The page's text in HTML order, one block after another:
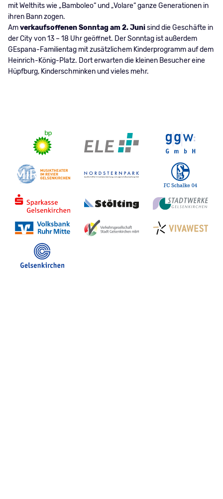
mit Welthits wie „Bamboleo“ und „Volare“ ganze Generationen in
ihren Bann zogen.
Amverkaufsoffenen Sonntag am 2. Junisind die Geschäfte in
der City von 13 – 18 Uhr geöffnet. Der Sonntag ist außerdem
GEspana-Familientag mit zusätzlichem Kinderprogramm auf dem
Heinrich-König-Platz. Dort erwarten die kleinen Besucher eine
Hüpfburg, Kinderschminken und vieles mehr.